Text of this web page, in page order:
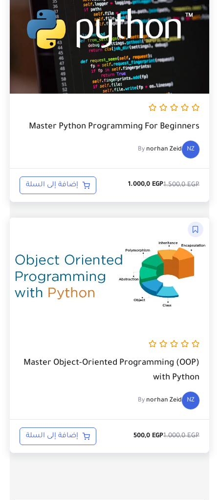
Master Python Programming For Beginners
NZ
By norhan Zeid
1.500,0EGP
هو:
1.500,0 EGP.
1.000,0 EGP
هو:
1.000,0 EGP.
إضافة إلى السلة
Master Object-Oriented Programming (OOP)
with Python
NZ
By norhan Zeid
1.000,0EGP
الأصلي
هو:
1.000,0 EGP.
500,0 EGP
الحالي
هو:
500,0 EGP.
إضافة إلى السلة